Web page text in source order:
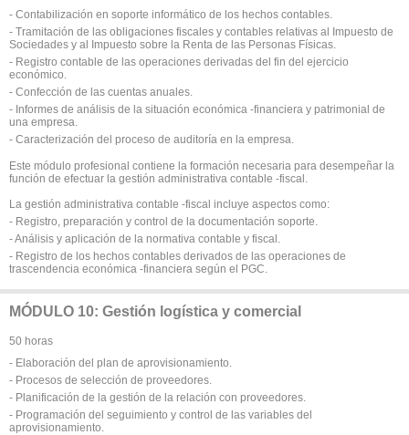
- Contabilización en soporte informático de los hechos contables.
- Tramitación de las obligaciones fiscales y contables relativas al Impuesto de
Sociedades y al Impuesto sobre la Renta de las Personas Físicas.
- Registro contable de las operaciones derivadas del fin del ejercicio
económico.
- Confección de las cuentas anuales.
- Informes de análisis de la situación económica -financiera y patrimonial de
una empresa.
- Caracterización del proceso de auditoría en la empresa.
Este módulo profesional contiene la formación necesaria para desempeñar la
función de efectuar la gestión administrativa contable -fiscal.
La gestión administrativa contable -fiscal incluye aspectos como:
- Registro, preparación y control de la documentación soporte.
- Análisis y aplicación de la normativa contable y fiscal.
- Registro de los hechos contables derivados de las operaciones de
trascendencia económica -financiera según el PGC.
MÓDULO 10: Gestión logística y comercial
50 horas
- Elaboración del plan de aprovisionamiento.
- Procesos de selección de proveedores.
- Planificación de la gestión de la relación con proveedores.
- Programación del seguimiento y control de las variables del
aprovisionamiento.